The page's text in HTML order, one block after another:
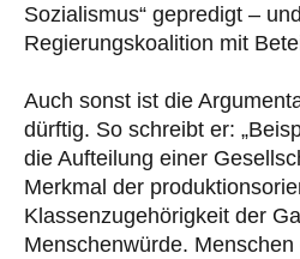
Sozialismus“ gepredigt –
Regierungskoalition mit
Auch sonst ist die
dürftig. So schreibt er:
die Aufteilung einer
Merkmal der
Klassenzugehörigkeit der
Menschenwürde.